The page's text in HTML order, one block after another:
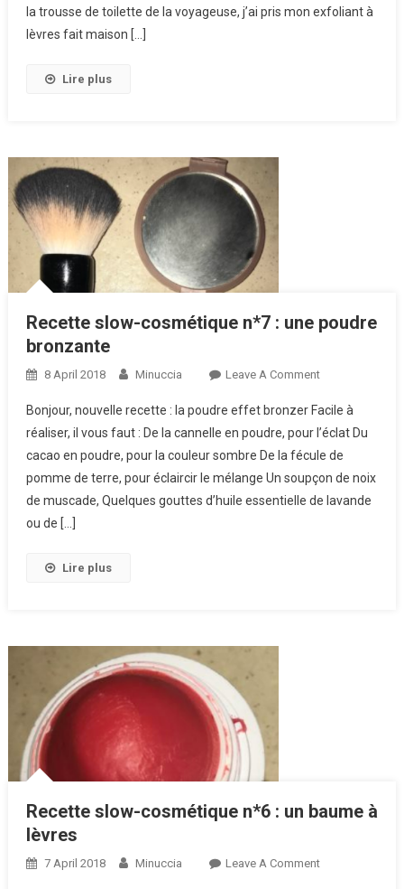
Mascara Et
la trousse de toilette de la voyageuse, j’ai pris mon exfoliant à
lèvres fait maison […]
Lire plus
Recette slow-cosmétique n*7 : une poudre
bronzante
8 April 2018 Minuccia Leave A CommentOn Recette
Cosmétique
N*7 : Une
Poudre
Bronzante
Bonjour, nouvelle recette : la poudre effet bronzer Facile à
réaliser, il vous faut : De la cannelle en poudre, pour l’éclat Du
cacao en poudre, pour la couleur sombre De la fécule de
pomme de terre, pour éclaircir le mélange Un soupçon de noix
de muscade, Quelques gouttes d’huile essentielle de lavande
ou de […]
Lire plus
Recette slow-cosmétique n*6 : un baume à
lèvres
7 April 2018 Minuccia Leave A CommentOn Recette